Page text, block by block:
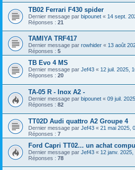
TB02 Ferrari F430 spider
Dernier message par bipounet « 14 sept.
Réponses : 21
TAMIYA TRF417
Dernier message par rowhider « 13 août
Réponses : 5
TB Evo 4 MS
Dernier message par Jef43 « 12 juil. 2025,
Réponses : 20
TA-05 R - Inox A2 -
Dernier message par bipounet « 09 juil.
Réponses : 82
TT02D Audi quattro A2 Groupe 4
Dernier message par Jef43 « 21 mai 2025,
Réponses : 7
Ford Capri TT02... un achat
Dernier message par Jef43 « 12 janv. 2025,
Réponses : 78